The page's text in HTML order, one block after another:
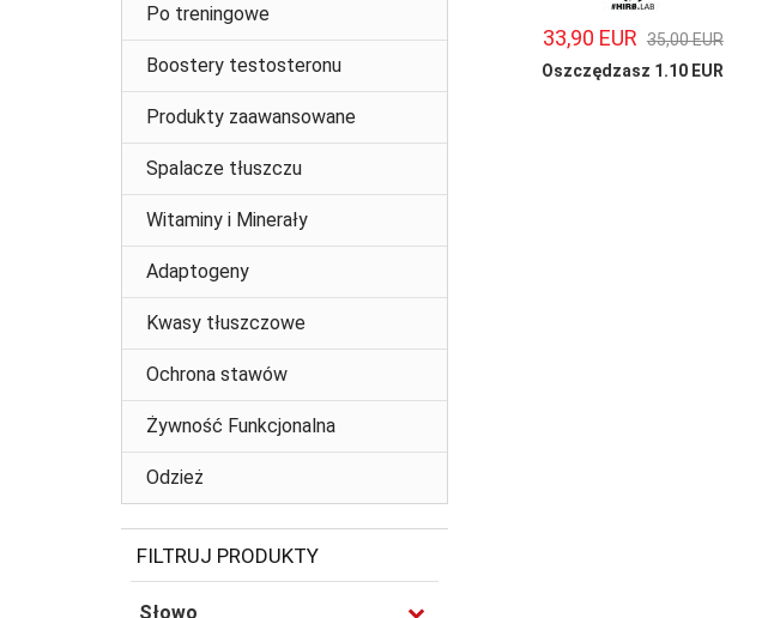
Po treningowe
Boostery testosteronu
Produkty zaawansowane
Spalacze tłuszczu
Witaminy i Minerały
Adaptogeny
Kwasy tłuszczowe
Ochrona stawów
Żywność Funkcjonalna
Odzież
FILTRUJ PRODUKTY
Słowo
33,90 EUR 35,00 EUR
Oszczędzasz 1.10 EUR